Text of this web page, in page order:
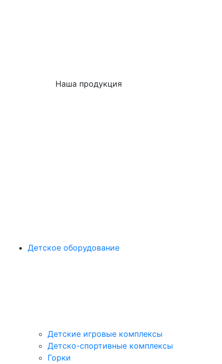
Наша продукция
Детское оборудование
Детские игровые комплексы
Детско-спортивные комплексы
Горки